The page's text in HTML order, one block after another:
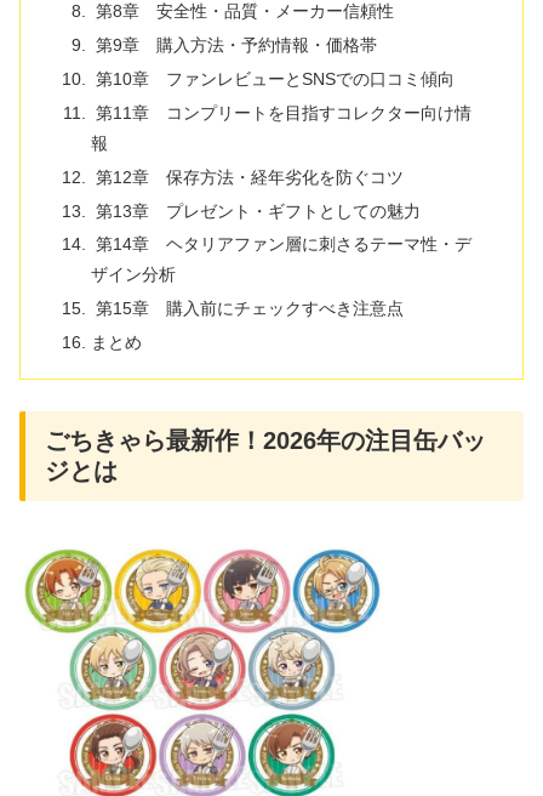
第8章 安全性・品質・メーカー信頼性
第9章 購入方法・予約情報・価格帯
第10章 ファンレビューとSNSでの口コミ傾向
第11章 コンプリートを目指すコレクター向け情
報
第12章 保存方法・経年劣化を防ぐコツ
第13章 プレゼント・ギフトとしての魅力
第14章 ヘタリアファン層に刺さるテーマ性・デ
ザイン分析
第15章 購入前にチェックすべき注意点
まとめ
ごちきゃら最新作！2026年の注目缶バッ
ジとは